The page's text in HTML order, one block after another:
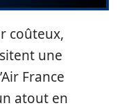
coûteux,
une
France
atout en